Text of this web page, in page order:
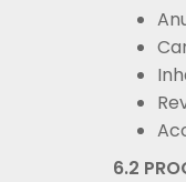
6.2